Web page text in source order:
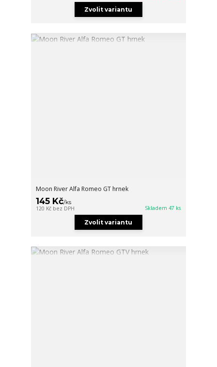
Zvolit variantu
Moon River Alfa Romeo GT hrnek
145 Kč/ks
120 Kč bez DPH Skladem 47 ks
Zvolit variantu